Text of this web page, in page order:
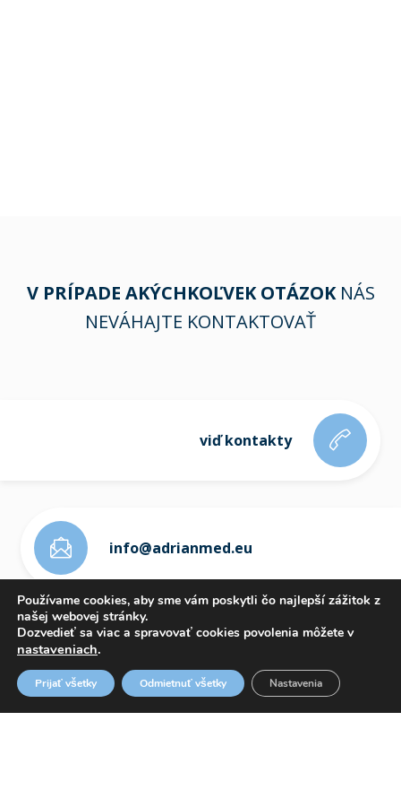
V PRÍPADE AKÝCHKOĽVEK OTÁZOKNÁS
NEVÁHAJTE KONTAKTOVAŤ
viď kontakty
info@adrianmed.eu
ETICKÝ KÓDEX
Používame cookies, aby sme vám poskytli čo najlepší zážitok z
našej webovej stránky.
Dozvedieť sa viac a spravovať cookies povolenia môžete v
nastaveniach.
Prijať všetky Odmietnuť všetky Nastavenia